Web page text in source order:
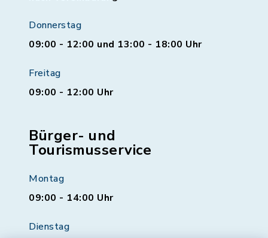
Donnerstag
09:00 - 12:00 und 13:00 - 18:00 Uhr
Freitag
09:00 - 12:00 Uhr
Bürger- und
Tourismusservice
Montag
09:00 - 14:00 Uhr
Dienstag